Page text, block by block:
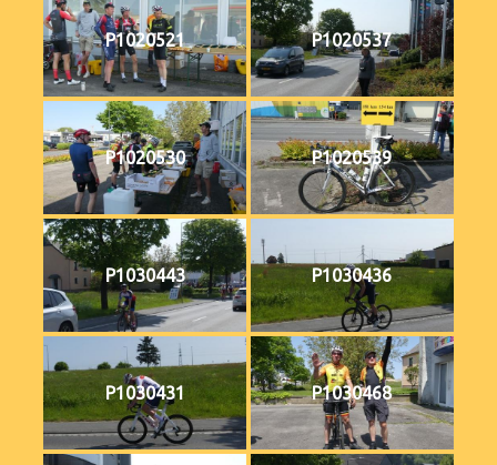
P1020521 P1020537
P1020530 P1020539
P1030443 P1030436
P1030431 P1030468